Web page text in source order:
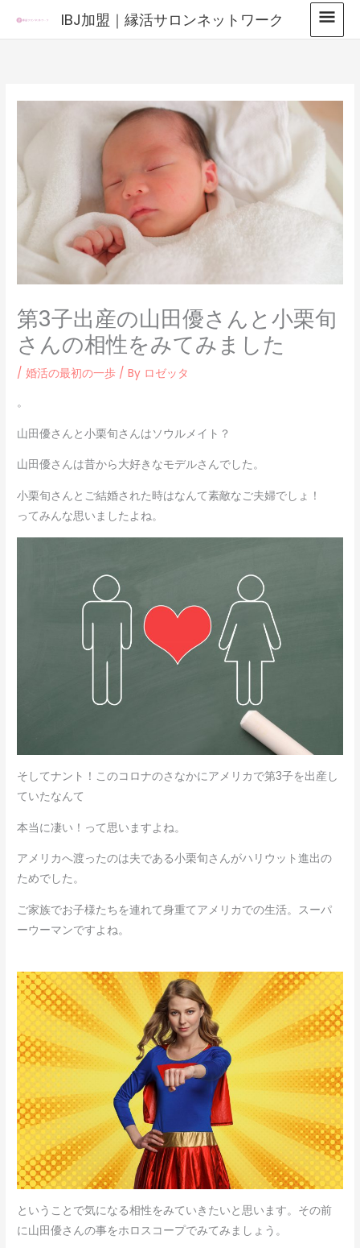
IBJ加盟｜縁活サロンネットワーク
メ
イ
メ
ニ
ー
第3子出産の山田優さんと小栗旬
さんの相性をみてみました
/婚活の最初の一歩 / By ロゼッタ
。
山田優さんと小栗旬さんはソウルメイト？
山田優さんは昔から大好きなモデルさんでした。
小栗旬さんとご結婚された時はなんて素敵なご夫婦でしょ！
ってみんな思いましたよね。
そしてナント！このコロナのさなかにアメリカで第3子を出産し
ていたなんて
本当に凄い！って思いますよね。
アメリカへ渡ったのは夫である小栗旬さんがハリウット進出の
ためでした。
ご家族でお子様たちを連れて身重てアメリカでの生活。スーパ
ーウーマンですよね。
ということで気になる相性をみていきたいと思います。その前
に山田優さんの事をホロスコープでみてみましょう。